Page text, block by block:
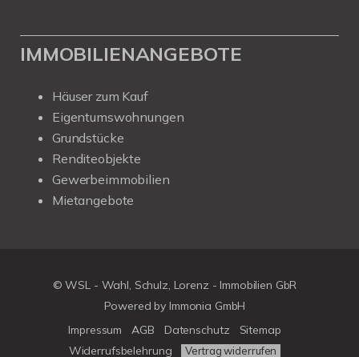
IMMOBILIENANGEBOTE
Häuser zum Kauf
Eigentumswohnungen
Grundstücke
Renditeobjekte
Gewerbeimmobilien
Mietangebote
© WSL - Wahl, Schulz, Lorenz - Immobilien GbR
Powered by Immonia GmbH
Impressum
AGB Datenschutz
Sitemap
Widerrufsbelehrung
Vertrag widerrufen